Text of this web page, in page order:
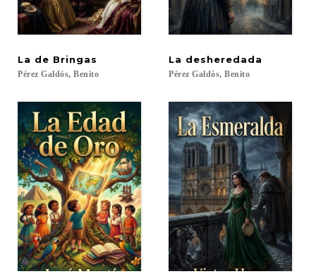
La de Bringas
Pérez Galdós, Benito
La desheredada
Pérez Galdós, Benito